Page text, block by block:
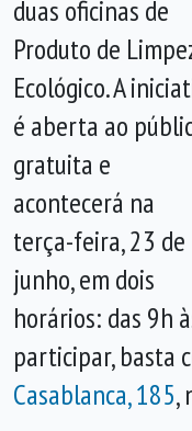
duas oficinas de
Produto de
Ecológico. A
é aberta ao
gratuita e
acontecerá na
terça-feira, 23 de
junho, em dois
horários: das 9h
participar, basta
Casablanca, 185,